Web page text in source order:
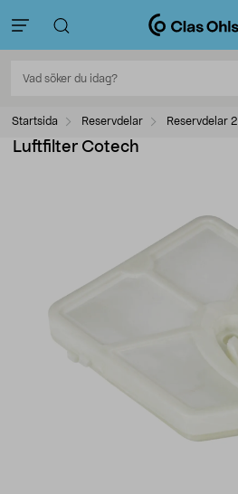
Startsida Reservdelar Reservdelar 2
Luftfilter Cotech